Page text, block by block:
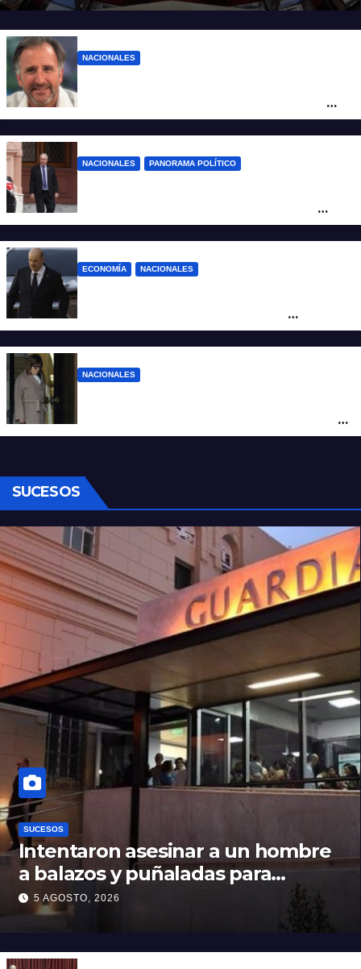
NACIONALES
que vende tierras a extranjeros
NACIONALES PANORAMA POLÍTICO
Milei de Misiones
ECONOMÍA NACIONALES
suspendió el decreto para levantar el paro
NACIONALES
de la ley de tierras y dicen que mintió con
el número de votos
SUCESOS
SUCESOS
Intentaron asesinar a un hombre
a balazos y puñaladas para
robarle su moto en barrio Santa
Rosa de Lima
5 AGOSTO, 2026